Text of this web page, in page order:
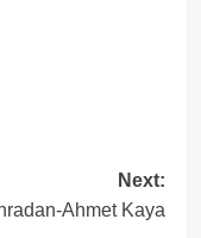
Next:
Ahmet Kaya